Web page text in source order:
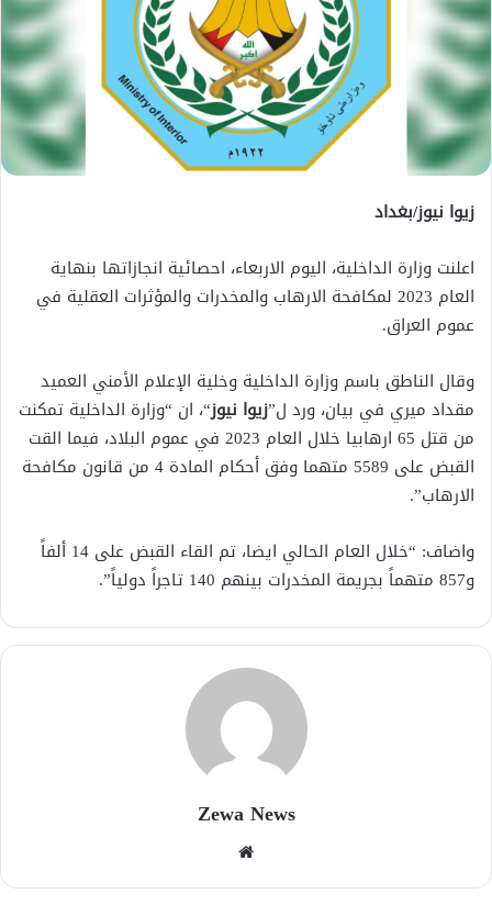
زيوا نيوز/بغداد
اعلنت وزارة الداخلية، اليوم الاربعاء، احصائية انجازاتها بنهاية
العام 2023 لمكافحة الارهاب والمخدرات والمؤثرات العقلية في
عموم العراق.
وقال الناطق باسم وزارة الداخلية وخلية الإعلام الأمني العميد
مقداد ميري في بيان، ورد ل”زيوا نيوز“، ان “وزارة الداخلية تمكنت
من قتل 65 ارهابيا خلال العام 2023 في عموم البلاد، فيما القت
القبض على 5589 متهما وفق أحكام المادة 4 من قانون مكافحة
الارهاب”.
واضاف: “خلال العام الحالي ايضا، تم القاء القبض على 14 ألفاً
و857 متهماً بجريمة المخدرات بينهم 140 تاجراً دولياً”.
Zewa News